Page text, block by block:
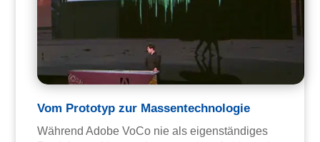
Vom Prototyp zur Massentechnologie
Während Adobe VoCo nie als eigenständiges